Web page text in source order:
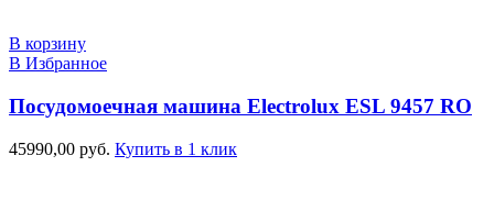
В корзину
В Избранное
Посудомоечная машина Electrolux ESL 9457 RO
45990,00 руб. Купить в 1 клик